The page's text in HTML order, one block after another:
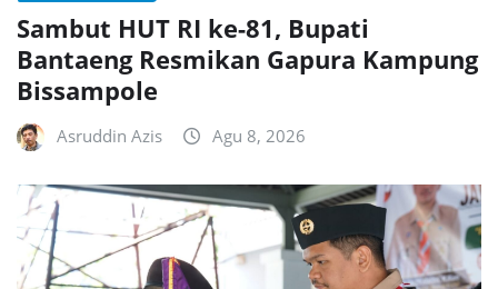
Sambut HUT RI ke-81, Bupati
Bantaeng Resmikan Gapura Kampung
Bissampole
Asruddin Azis Agu 8, 2026